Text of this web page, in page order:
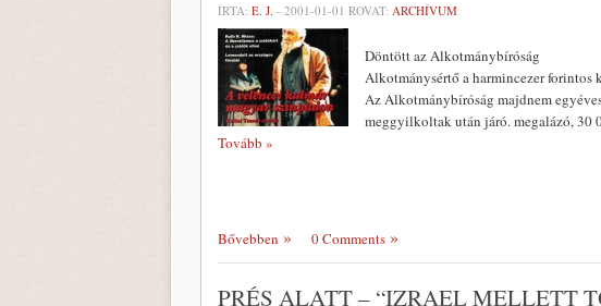
ÍRTA: E. J. - 2001-01-01 ROVAT: ARCHÍVUM
Döntött az Alkotmánybíróság
Alkotmánysértő a harminc­ezer forintos
Az Alkotmánybíróság majdnem
meggyilkoltak után járó. megalázó, 30
Tovább »
Bővebben 0 Comments
PRÉS ALATT – “IZRAEL MELLETT